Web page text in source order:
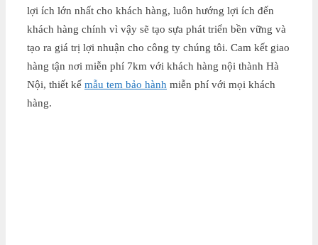
lợi ích lớn nhất cho khách hàng, luôn hướng lợi ích đến
khách hàng chính vì vậy sẽ tạo sựa phát triển bền vững và
tạo ra giá trị lợi nhuận cho công ty chúng tôi. Cam kết giao
hàng tận nơi miễn phí 7km với khách hàng nội thành Hà
Nội, thiết kế mẫu tem bảo hành miễn phí với mọi khách
hàng.